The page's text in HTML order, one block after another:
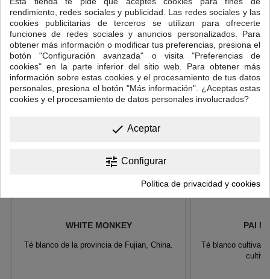
cuanto a sabor y delicadeza.
7 OTROS PRODUCTOS EN LA MISMA CATEGORÍA:
>
<
WHITE MONKEY
Té blanco de la provincia de Fujian, China.
PAI
Té blanco
rendimiento, redes sociales y publicidad. Las redes sociales y las
cookies publicitarias de terceros se utilizan para ofrecerte
funciones de redes sociales y anuncios personalizados. Para
obtener más información o modificar tus preferencias, presiona el
botón "Configuración avanzada" o visita "Preferencias de
cookies" en la parte inferior del sitio web. Para obtener más
información sobre estas cookies y el procesamiento de tus datos
personales, presiona el botón "Más información". ¿Aceptas estas
cookies y el procesamiento de datos personales involucrados?
done Aceptar
tune Configurar
Política de privacidad y cookies